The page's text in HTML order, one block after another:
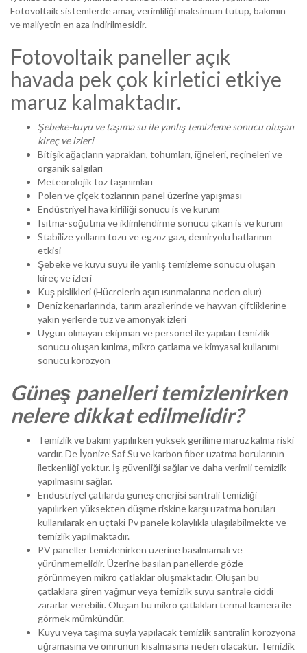
Fotovoltaik sistemlerde amaç verimliliği maksimum tutup, bakımın
ve maliyetin en aza indirilmesidir.
Fotovoltaik paneller açık
havada pek çok kirletici etkiye
maruz kalmaktadır.
Şebeke-kuyu ve taşıma su ile yanlış temizleme sonucu oluşan
kireç ve izleri
Bitişik ağaçların yaprakları, tohumları, iğneleri, reçineleri ve
organik salgıları
Meteorolojik toz taşınımları
Polen ve çiçek tozlarının panel üzerine yapışması
Endüstriyel hava kirliliği sonucu is ve kurum
Isıtma-soğutma ve iklimlendirme sonucu çıkan is ve kurum
Stabilize yolların tozu ve egzoz gazı, demiryolu hatlarının
etkisi
Şebeke ve kuyu suyu ile yanlış temizleme sonucu oluşan
kireç ve izleri
Kuş pislikleri (Hücrelerin aşırı ısınmalarına neden olur)
Deniz kenarlarında, tarım arazilerinde ve hayvan çiftliklerine
yakın yerlerde tuz ve amonyak izleri
Uygun olmayan ekipman ve personel ile yapılan temizlik
sonucu oluşan kırılma, mikro çatlama ve kimyasal kullanımı
sonucu korozyon
Güneş panelleri temizlenirken
nelere dikkat edilmelidir?
Temizlik ve bakım yapılırken yüksek gerilime maruz kalma riski
vardır. De İyonize Saf Su ve karbon fiber uzatma borularının
iletkenliği yoktur. İş güvenliği sağlar ve daha verimli temizlik
yapılmasını sağlar.
Endüstriyel çatılarda güneş enerjisi santrali temizliği
yapılırken yüksekten düşme riskine karşı uzatma boruları
kullanılarak en uçtaki Pv panele kolaylıkla ulaşılabilmekte ve
temizlik yapılmaktadır.
PV paneller temizlenirken üzerine basılmamalı ve
yürünmemelidir. Üzerine basılan panellerde gözle
görünmeyen mikro çatlaklar oluşmaktadır. Oluşan bu
çatlaklara giren yağmur veya temizlik suyu santrale ciddi
zararlar verebilir. Oluşan bu mikro çatlakları termal kamera ile
görmek mümkündür.
Kuyu veya taşıma suyla yapılacak temizlik santralin korozyona
uğramasına ve ömrünün kısalmasına neden olacaktır. Temizlik